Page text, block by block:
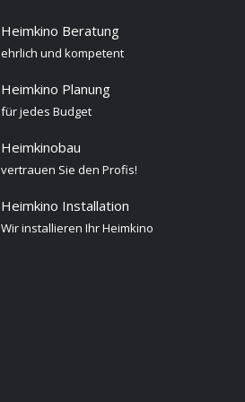
Heimkino Beratung
ehrlich und kompetent
Heimkino Planung
für jedes Budget
Heimkinobau
vertrauen Sie den Profis!
Heimkino Installation
Wir installieren Ihr Heimkino